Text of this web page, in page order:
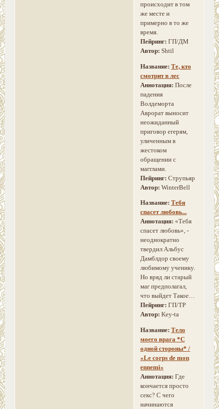
происходит в том
же месте и
примерно в то же
время.
Пейринг: ГП/ДМ
Автор: Shtil
Название: Те, кто
смотрит в лес
Аннотация: После
падения
Волдеморта
Аврорат выносит
неожиданный
приговор егерям,
уличенным в
жестоком
обращении с
магглами.
Пейринг: Струпьяр
Автор: WinterBell
Название: Тебя
спасет любовь...
Аннотация: «Тебя
спасет любовь», -
неоднократно
твердил Альбус
Дамблдор своему
любимому ученику.
Но вряд ли старый
маг предполагал,
что выйдет Такое…
Пейринг: ГП/ТР
Автор: Key-ta
Название: Тело
моего врага *С
одной стороны* /
«Le corps de mon
ennemi»
Аннотация: Где
кончается просто
секс? С чего
начинаются